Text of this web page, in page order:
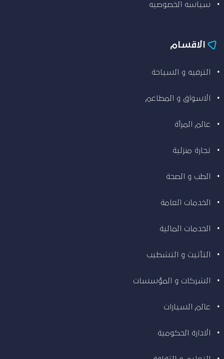
سياسه الخصوصيه
الاقسام
الترفيه و السياحة
الاسواق و المطاعم
عالم المرأة
تجارة منزلية
الطب و الصحة
الخدمات العامة
الخدمات المالية
التأثيث و التشطيب
الشركات و المؤسسات
عالم السيارات
الادارة الحكومية